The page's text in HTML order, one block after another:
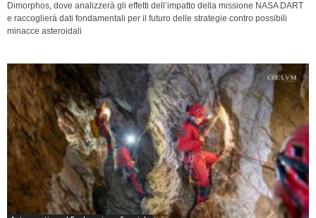
Dimorphos, dove analizzerà gli effetti dell’impatto della missione NASA DART
e raccoglierà dati fondamentali per il futuro delle strategie contro possibili
minacce asteroidali